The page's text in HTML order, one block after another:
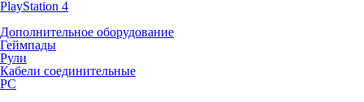
PlayStation 4
Дополнительное оборудование
Геймпады
Рули
Кабели соединительные
PC